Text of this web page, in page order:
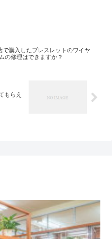
で購入したブレスレットのワイヤ
の修理はできますか？
もらえ